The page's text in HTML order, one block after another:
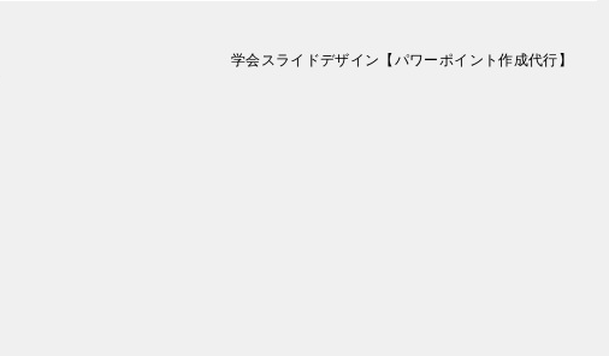
学会スライドデザイン【パワーポイント作成代行】